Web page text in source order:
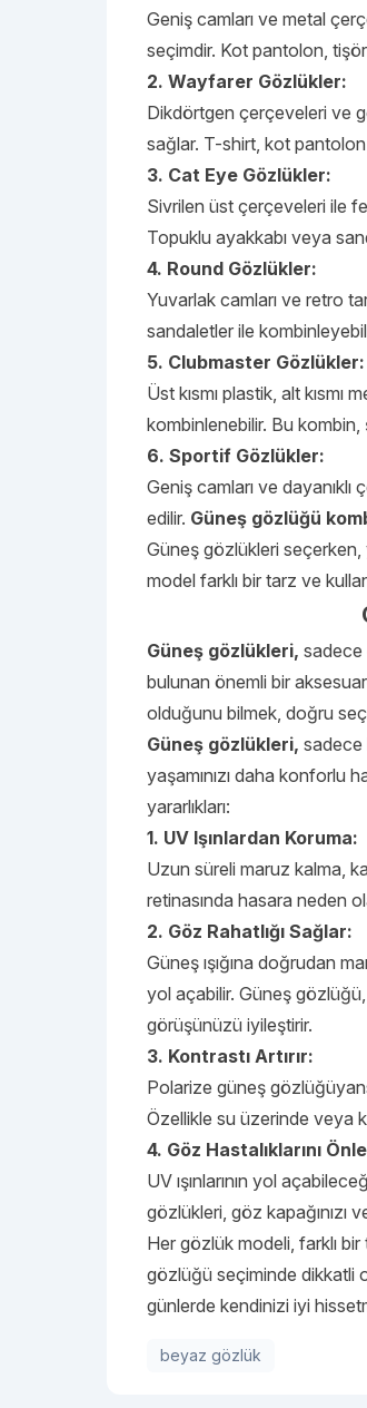
Geniş camları ve metal
seçimdir. Kot pantolon,
2. Wayfarer Gözlükler:
Dikdörtgen çerçeveleri ve
sağlar. T-shirt, kot
3. Cat Eye Gözlükler:
Sivrilen üst çerçeveleri ile
Topuklu ayakkabı veya
4. Round Gözlükler:
Yuvarlak camları ve retro
sandaletler ile
5. Clubmaster Gözlükler:
Üst kısmı plastik, alt
kombinlenebilir. Bu
6. Sportif Gözlükler:
Geniş camları ve
edilir. Güneş gözlüğü
Güneş gözlükleri
model farklı bir tarz ve
Güneş gözlükleri, sadece
bulunan önemli bir
olduğunu bilmek, doğru
Güneş gözlükleri, sadece
yaşamınızı daha konforlu
yararlıkları:
1. UV Işınlardan Koruma:
Uzun süreli maruz kalma,
retinasında hasara neden
2. Göz Rahatlığı Sağlar:
Güneş ışığına doğrudan
yol açabilir. Güneş gözlüğü,
görüşünüzü iyileştirir.
3. Kontrastı Artırır:
Polarize güneş
Özellikle su üzerinde veya
4. Göz Hastalıklarını
UV ışınlarının yol
gözlükleri, göz kapağınızı
Her gözlük modeli, farklı bir
gözlüğü seçiminde dikkatli
günlerde kendinizi iyi
beyaz gözlük